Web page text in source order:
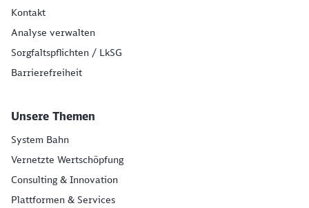
Kontakt
Analyse verwalten
Sorgfaltspflichten / LkSG
Barrierefreiheit
Unsere Themen
System Bahn
Vernetzte Wertschöpfung
Consulting & Innovation
Plattformen & Services